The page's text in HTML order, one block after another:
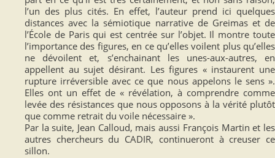
l’un des plus cités. En effet, l’auteur prend ici quelques
distances avec la sémiotique narrative de Greimas et de
l’École de Paris qui est centrée sur l’objet. Il montre toute
l’importance des figures, en ce qu’elles voilent plus qu’elles
ne dévoilent et, s’enchainant les unes-aux-autres, en
appellent au sujet désirant. Les figures « instaurent une
rupture irréversible avec ce que nous appelons le sens ».
Elles ont un effet de « révélation, à comprendre comme
levée des résistances que nous opposons à la vérité plutôt
que comme retrait du voile nécessaire ».
Par la suite, Jean Calloud, mais aussi François Martin et les
autres chercheurs du CADIR, continueront à creuser ce
sillon.